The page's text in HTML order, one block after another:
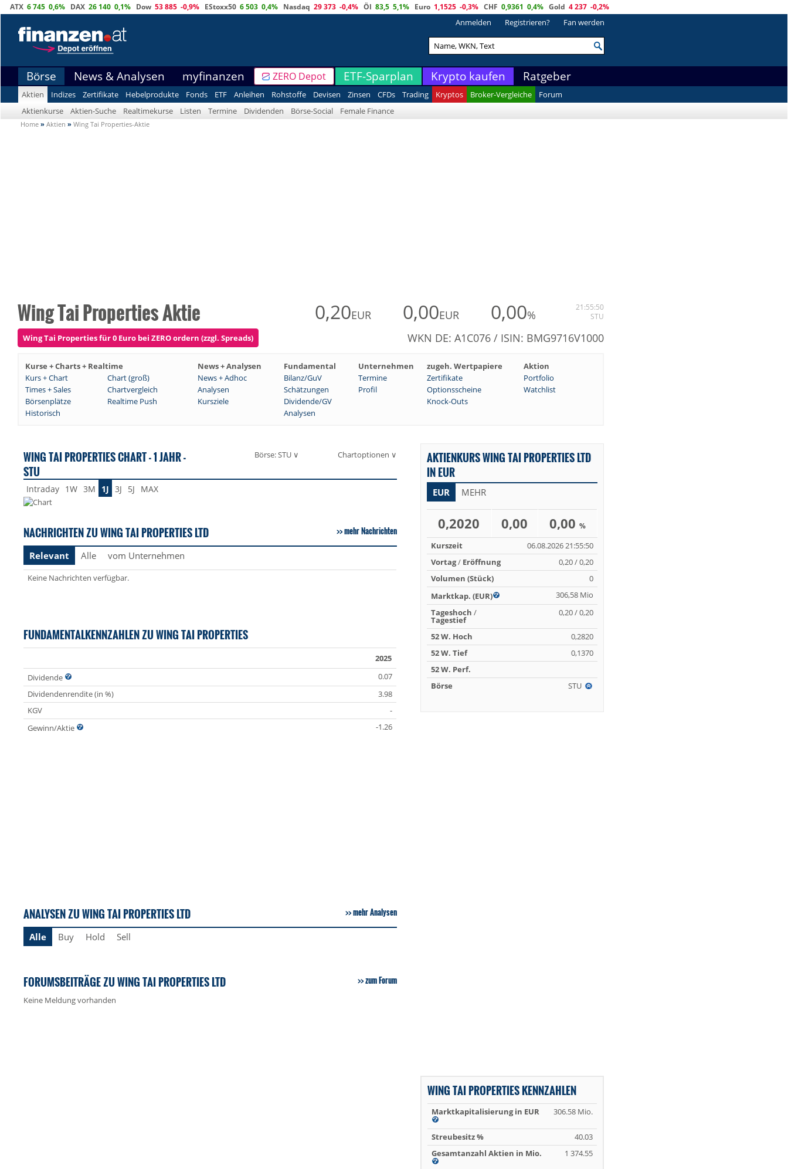
ATX 6 745 0,6% DAX 26 140 0,1% Dow 53 885 -0,9% EStoxx50 6 503 0,4% Nasdaq 29 373 -0,4% Öl 83,5 5,1% Euro 1,1525 -0,3% CHF 0,9361 0,4% Gold 4 237 -0,2%
Anmelden Registrieren? Fan werden
Börse News & Analysen myfinanzen ZERO Depot ETF-Sparplan Krypto kaufen Ratgeber
Aktien Indizes Zertifikate Hebelprodukte Fonds ETF Anleihen Rohstoffe Devisen Zinsen CFDs Trading Kryptos Broker-Vergleiche
Forum
Aktienkurse
Aktien-Suche Realtimekurse Listen Termine Dividenden Börse-Social Female Finance
Home » Aktien » Wing Tai Properties-Aktie
Wing Tai Properties Aktie 0,20EUR 0,00EUR 0,00%
21:55:50
STU
Wing Tai Properties für 0 Euro bei ZERO ordern (zzgl. Spreads) WKN DE: A1C076 / ISIN: BMG9716V1000
Kurse + Charts + Realtime News + Analysen Fundamental Unternehmen zugeh. Wertpapiere
Aktion
Kurs + Chart
Chart (groß) News + Adhoc Bilanz/GuV Termine Zertifikate
Portfolio
Times + Sales
Chartvergleich Analysen Schätzungen Profil Optionsscheine
Watchlist
Börsenplätze
Realtime Push Kursziele Dividende/GV
Knock-Outs
Historisch
Analysen
WING TAI PROPERTIES CHART - 1 JAHR -
STU
Börse: STU ∨ Chartoptionen ∨
Intraday 1W 3M 1J 3J 5J MAX
NACHRICHTEN ZU WING TAI PROPERTIES LTD mehr Nachrichten
Relevant Alle vom Unternehmen
Keine Nachrichten verfügbar.
FUNDAMENTALKENNZAHLEN ZU WING TAI PROPERTIES
2025
Dividende
0.07
Dividendenrendite (in %)
3.98
KGV
-
Gewinn/Aktie
-1.26
ANALYSEN ZU WING TAI PROPERTIES LTD mehr Analysen
Alle Buy Hold Sell
FORUMSBEITRÄGE ZU WING TAI PROPERTIES LTD zum Forum
Keine Meldung vorhanden
AKTIENKURS WING TAI PROPERTIES LTD
IN EUR
EUR MEHR
0,2020 0,00 0,00 %
Kurszeit
06.08.2026 21:55:50
Vortag/ Eröffnung
0,20 / 0,20
Volumen (Stück)
0
Marktkap. (EUR)
306,58 Mio
Tageshoch /
Tagestief
0,20 / 0,20
52 W. Hoch
0,2820
52 W. Tief
0,1370
52 W. Perf.
Börse
STU
WING TAI PROPERTIES KENNZAHLEN
Marktkapitalisierung in EUR 306.58 Mio.
Streubesitz %
40.03
Gesamtanzahl Aktien in Mio.
1 374.55